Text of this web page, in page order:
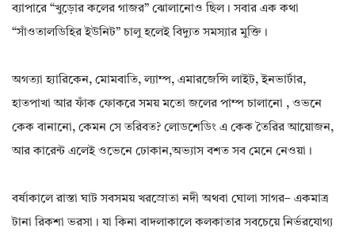
ব্যাপারে “খুড়োর কলের গাজর” ঝোলানোও ছিল। সবার এক কথা
“সাঁওতালডিহির ইউনিট” চালু হলেই বিদ্যুত সমস্যার মুক্তি।
অগত্যা হ্যারিকেন, মোমবাতি, ল্যাম্প, এমারজেন্সি লাইট, ইনভার্টার,
হাতপাখা আর ফাঁক ফোকরে সময় মতো জলের পাম্প চালানো , ওভনে
কেক বানানো, কেমন সে তরিবত? লোডশেডিং এ কেক তৈরির আয়োজন,
আর কারেন্ট এলেই ওভেনে ঢোকান,অভ্যাস বশত সব মেনে নেওয়া।
বর্ষাকালে রাস্তা ঘাট সবসময় খরস্রোতা নদী অথবা ঘোলা সাগর– একমাত্র
টানা রিকশা ভরসা। যা কিনা বাদলাকালে কলকাতার সবচেয়ে নির্ভরযোগ্য